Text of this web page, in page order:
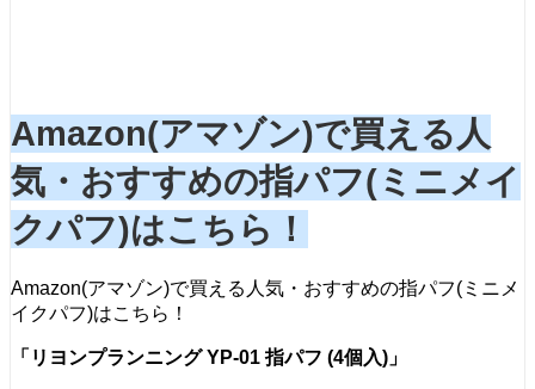
Amazon(アマゾン)で買える人
気・おすすめの指パフ(ミニメイ
クパフ)はこちら！
Amazon(アマゾン)で買える人気・おすすめの指パフ(ミニメ
イクパフ)はこちら！
「リヨンプランニング YP-01 指パフ (4個入)」